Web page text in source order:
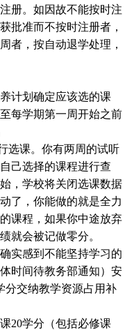
册。如因故不能按时注
批准而不按时注册者，
者，按自动退学处理，
计划确定应该选的课
每学期第一周开始之前
选课。你有两周的试听
己选择的课程进行查
，学校将关闭选课数据
了，你能做的就是全力
课程，如果你中途放弃
就会被记做零分。
实感到不能坚持学习的
时间待教务部通知）安
分交纳教学资源占用补
20学分（包括必修课